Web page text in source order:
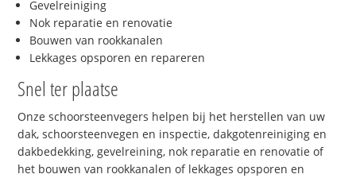
Gevelreiniging
Nok reparatie en renovatie
Bouwen van rookkanalen
Lekkages opsporen en repareren
Snel ter plaatse
Onze schoorsteenvegers helpen bij het herstellen van uw
dak, schoorsteenvegen en inspectie, dakgotenreiniging en
dakbedekking, gevelreining, nok reparatie en renovatie of
het bouwen van rookkanalen of lekkages opsporen en